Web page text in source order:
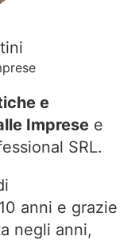
e
Imprese e
SRL.
anni e grazie
negli anni,